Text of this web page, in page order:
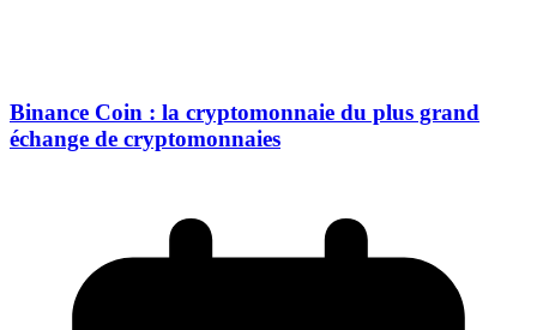
Binance Coin : la cryptomonnaie du plus grand
échange de cryptomonnaies